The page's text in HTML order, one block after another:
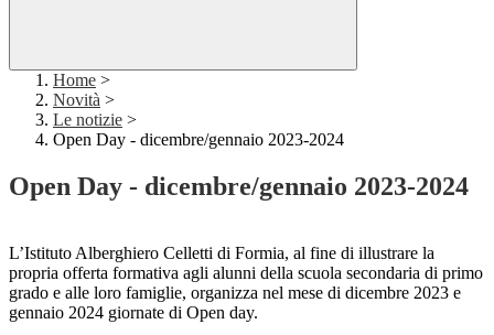
Home >
Novità >
Le notizie >
Open Day - dicembre/gennaio 2023-2024
Open Day - dicembre/gennaio 2023-2024
L’Istituto Alberghiero Celletti di Formia, al fine di illustrare la
propria offerta formativa agli alunni della scuola secondaria di primo
grado e alle loro famiglie, organizza nel mese di dicembre 2023 e
gennaio 2024 giornate di Open day.